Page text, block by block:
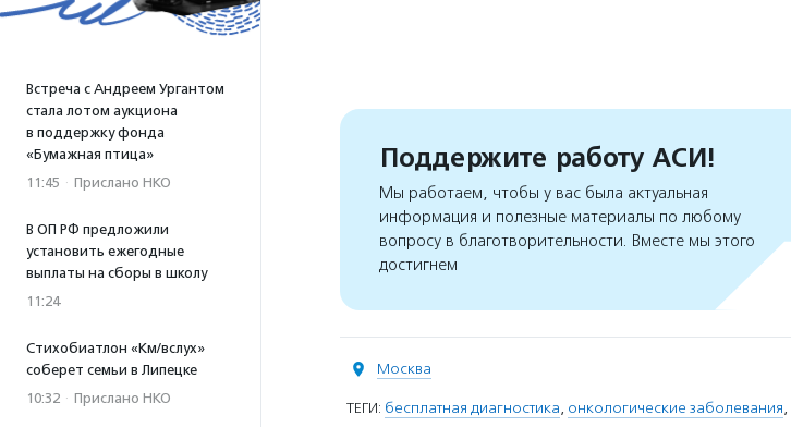
Встреча с Андреем Ургантом
стала лотом аукциона
в поддержку фонда
«Бумажная птица»
11:45 · Прислано НКО
В ОП РФ предложили
установить ежегодные
выплаты на сборы в школу
11:24
Стихобиатлон «Км/вслух»
соберет семьи в Липецке
10:32 · Прислано НКО
Поддержите работу АСИ!
Мы работаем, чтобы у вас была актуальная
информация и полезные материалы по любому
вопросу в благотворительности. Вместе мы этого
достигнем
Москва
ТЕГИ: бесплатная диагностика, онкологические заболевания,